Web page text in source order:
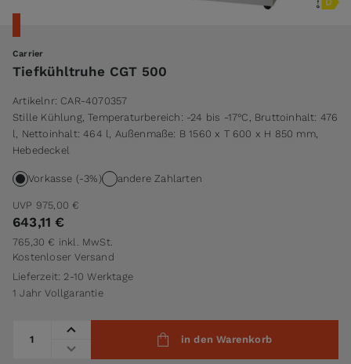
Carrier
Tiefkühltruhe CGT 500
Artikelnr: CAR-4070357
Stille Kühlung, Temperaturbereich: -24 bis -17°C, Bruttoinhalt: 476
l, Nettoinhalt: 464 l, Außenmaße: B 1560 x T 600 x H 850 mm,
Hebedeckel
Vorkasse (-3%) andere Zahlarten
UVP 975,00 €
643,11 €
765,30 € inkl. MwSt.
Kostenloser Versand
Lieferzeit: 2-10 Werktage
1 Jahr Vollgarantie
in den Warenkorb